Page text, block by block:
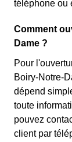
téléphone ou
Comment
Dame ?
Pour
Boiry-Notre-
dépend
toute
pouvez
client par